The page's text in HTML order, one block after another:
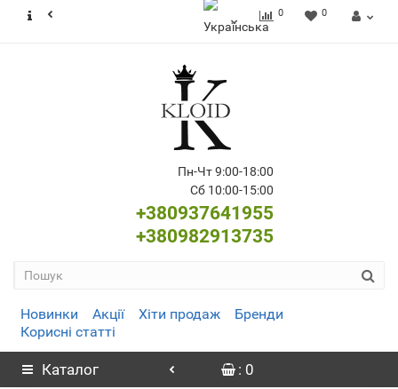
0 0
Пн-Чт 9:00-18:00
Сб 10:00-15:00
+380937641955
+380982913735
Новинки Акції Хіти продаж
Бренди
Корисні статті
Каталог : 0